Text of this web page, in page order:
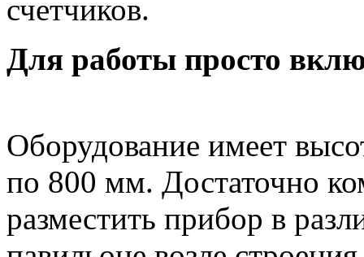
счетчиков.
Для работы просто
Оборудование имеет
по 800 мм. Достаточно
разместить прибор в